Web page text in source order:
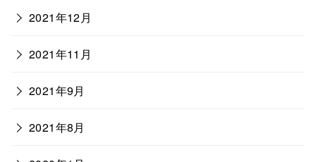
2021年12月
2021年11月
2021年9月
2021年8月